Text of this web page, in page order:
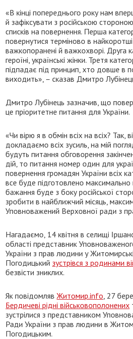
«В кінці попереднього року нам
й зафіксувати з російською
списків на повернення. Перша
повернутися терміново в
важкопоранені й важкохворі. Друга
героїні, українські жінки. Третя
підпадає під принцип, хто довше в
виходить», – сказав Дмитро
Дмитро Лубінець зазначив, що
це пріоритетне питання для України.
«Чи вірю я в обмін всіх на всіх? Так,
докладаємо всіх зусиль, на мій
будуть питання обговорення
дій, то питання номер один для
повернення громадян України всіх
все буде підготовлено
бажання буде з боку російської
зробити в найближчий місяць,
Уповноважений Верховної ради з
Нагадаємо, 14 квітня в селищі
області представник
України з прав людини у
Погодицький зустрівся з родинами
безвісти зниклих.
Як повідомлявЖитомир.info, 27
Бердичеві рідні військовополонених
зустрілися з представником
Ради України з прав людини в
Погодицьким.